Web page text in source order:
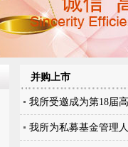
并购上市
我所受邀成为第18届
我所为私募基金管理